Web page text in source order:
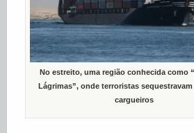
No estreito, uma região conhecida como
Lágrimas”, onde terroristas
cargueiros